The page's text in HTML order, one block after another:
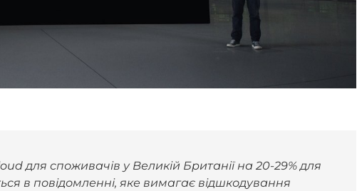
для споживачів у Великій Британії на 20-29% для
в повідомленні, яке вимагає відшкодування